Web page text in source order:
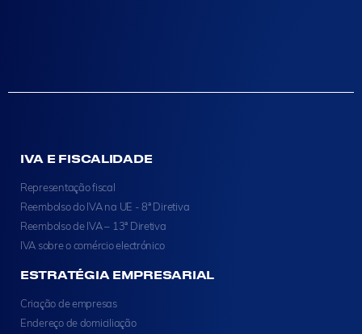
IVA E FISCALIDADE
Representação fiscal
Reembolso do IVA na UE - 8ª Diretiva
Reembolso de IVA – 13ª Diretiva
IVA sobre o comércio electrónico
ESTRATÉGIA EMPRESARIAL
Criação de empresas
Endereço de domiciliação